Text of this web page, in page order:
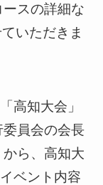
スの詳細な
いただきま
高知大会」
員会の会長
ら、高知大
ベント内容